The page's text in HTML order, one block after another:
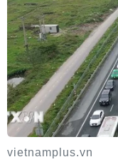
05/08/2026 23:47
Xem thêm
Vietnam+ (VietnamPlus)
Cơ quan chủ quản:
Tổng Biên tập: TRẦN
Phó Tổng Biên tập:
THỦY
Sở hữu trí tuệ
vietnamplus.vn